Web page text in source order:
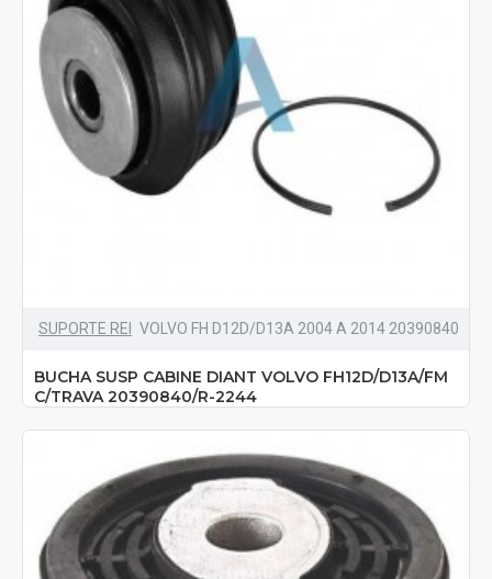
SUPORTE REI VOLVO FH D12D/D13A 2004 A 2014 20390840
BUCHA SUSP CABINE DIANT VOLVO FH12D/D13A/FM
C/TRAVA 20390840/R-2244